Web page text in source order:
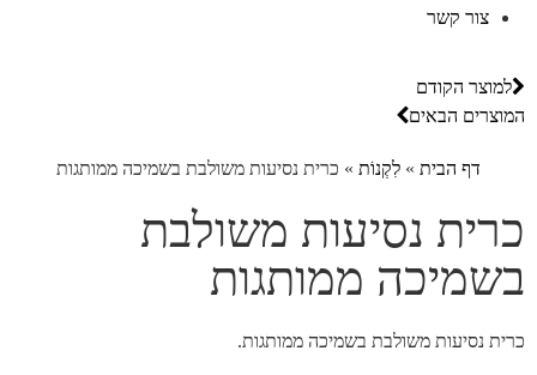
צור קשר
למוצר הקודם
המוצרים הבאים
דף הבית»לִקְנוֹת»כרית נסיעות משולבת בשמיכה ממותגות
כרית נסיעות משולבת
בשמיכה ממותגות
כרית נסיעות משולבת בשמיכה ממותגות.